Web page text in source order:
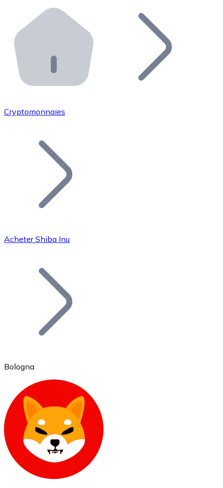
Distributeurs automatiques Bitnovo
Intégrez un ATM Bitnovo dans votre entreprise et
API Bitnovo
Intégrez notre API dans votre écosystème.
Rejoignez notre réseau de distributeurs et
Ajoutez le token de votre projet à notre service
Bitcoin
Ethereum
ETH
Cryptomonnaies
Acheter Shiba Inu
Bologna